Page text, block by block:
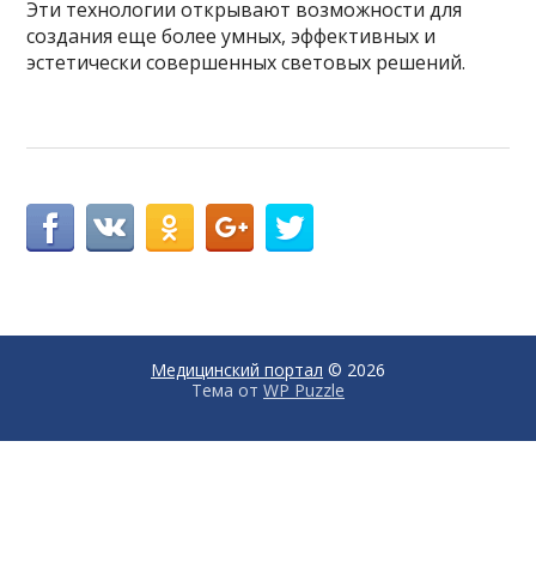
Эти технологии открывают возможности для
создания еще более умных, эффективных и
эстетически совершенных световых решений.
Медицинский портал © 2026
Тема от WP Puzzle